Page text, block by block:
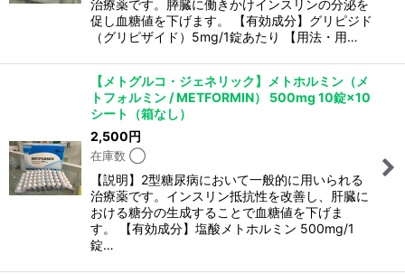
治療薬です。膵臓に働きかけインスリンの分泌を
促し血糖値を下げます。 【有効成分】グリピジド
（グリピザイド）5mg/1錠あたり 【用法・用…
【メトグルコ・ジェネリック】メトホルミン（メ
トフォルミン / METFORMIN） 500mg 10錠×10
シート（箱なし）
2,500円
在庫数 ◯
【説明】2型糖尿病において一般的に用いられる
治療薬です。インスリン抵抗性を改善し、肝臓に
おける糖分の生成することで血糖値を下げま
す。 【有効成分】塩酸メトホルミン 500mg/1
錠…